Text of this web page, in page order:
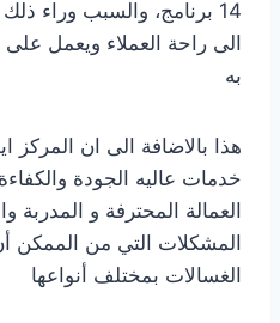
14 برنامج، والسبب وراء
الى راحة العملاء ويعمل
به
هذا بالاضافة الى ان المركز
خدمات عاليه الجودة
العمالة المحترفة و المدربة
المشكلات التي من الممكن
الغسالات بمختلف أنواعها